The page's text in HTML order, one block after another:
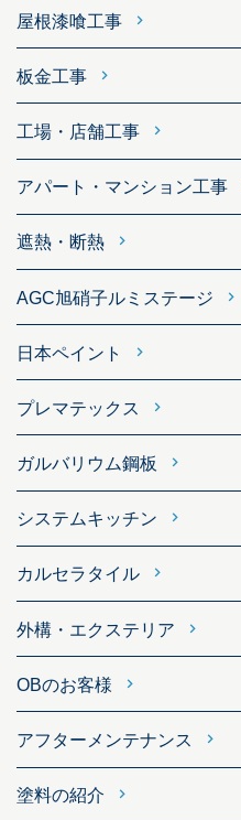
屋根漆喰工事
板金工事
工場・店舗工事
アパート・マンション工事
遮熱・断熱
AGC旭硝子ルミステージ
日本ペイント
プレマテックス
ガルバリウム鋼板
システムキッチン
カルセラタイル
外構・エクステリア
OBのお客様
アフターメンテナンス
塗料の紹介